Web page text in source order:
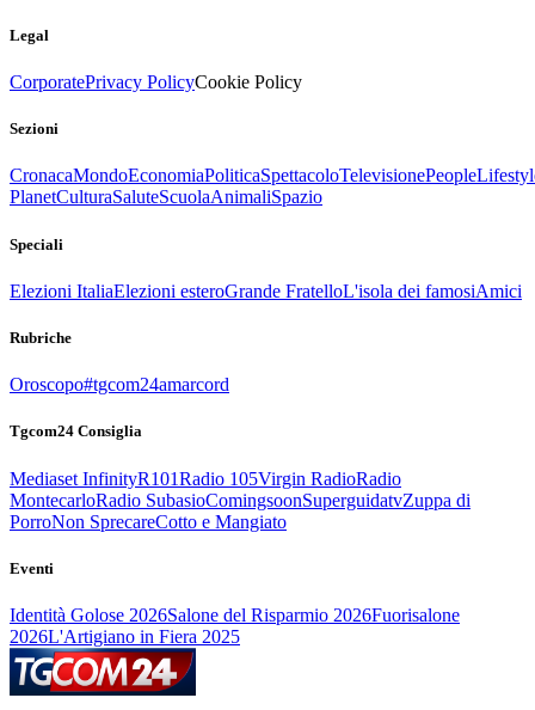
Legal
CorporatePrivacy PolicyCookie Policy
Sezioni
CronacaMondoEconomiaPoliticaSpettacoloTelevisionePeople
PlanetCulturaSaluteScuolaAnimaliSpazio
Speciali
Elezioni ItaliaElezioni esteroGrande FratelloL'isola dei famosiAmici
Rubriche
Oroscopo#tgcom24amarcord
Tgcom24 Consiglia
Mediaset InfinityR101Radio 105Virgin RadioRadio
MontecarloRadio SubasioComingsoonSuperguidatvZuppa di
PorroNon SprecareCotto e Mangiato
Eventi
Identità Golose 2026Salone del Risparmio 2026Fuorisalone
2026L'Artigiano in Fiera 2025